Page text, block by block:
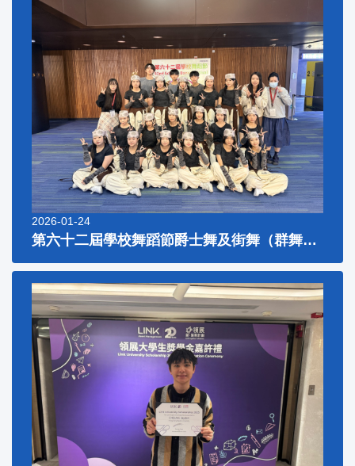
2026-01-24
第六十二屆學校舞蹈節爵士舞及街舞（群舞）甲級獎